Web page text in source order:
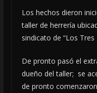
Los hechos dieron
taller de herrería
sindicato de “Los Tres
De pronto pasó el
dueño del taller; se
de pronto